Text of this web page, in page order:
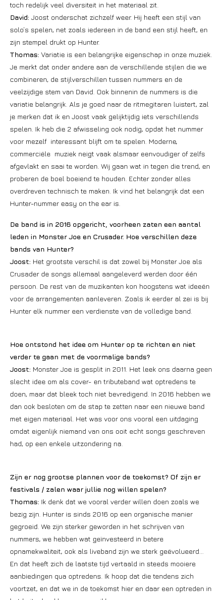
toch redelijk veel diversiteit in het materiaal zit.
David: Joost onderschat zichzelf weer. Hij heeft een stijl van
solo’s spelen, net zoals iedereen in de band een stijl heeft, en
zijn stempel drukt op Hunter.
Thomas: Variatie is een belangrijke eigenschap in onze muziek.
Je merkt dat onder andere aan de verschillende stijlen die we
combineren, de stijlverschillen tussen nummers en de
veelzijdige stem van David. Ook binnenin de nummers is die
variatie belangrijk. Als je goed naar de ritmegitaren luistert, zal
je merken dat ik en Joost vaak gelijktijdig iets verschillends
spelen. Ik heb die 2 afwisseling ook nodig, opdat het nummer
voor mezelf interessant blijft om te spelen. Moderne,
commerciële muziek neigt vaak alsmaar eenvoudiger of zelfs
afgevlakt en saai te worden. Wij gaan wat in tegen die trend, en
proberen de boel boeiend te houden. Echter zonder alles
overdreven technisch te maken. Ik vind het belangrijk dat een
Hunter-nummer easy on the ear is.
De band is in 2016 opgericht, voorheen zaten een aantal
leden in Monster Joe en Crusader. Hoe verschillen deze
bands van Hunter?
Joost: Het grootste verschil is dat zowel bij Monster Joe als
Crusader de songs allemaal aangeleverd werden door één
persoon. De rest van de muzikanten kon hoogstens wat ideeën
voor de arrangementen aanleveren. Zoals ik eerder al zei is bij
Hunter elk nummer een verdienste van de volledige band.
Hoe ontstond het idee om Hunter op te richten en niet
verder te gaan met de voormalige bands?
Joost: Monster Joe is gesplit in 2011. Het leek ons daarna geen
slecht idee om als cover- en tributeband wat optredens te
doen, maar dat bleek toch niet bevredigend. In 2016 hebben we
dan ook besloten om de stap te zetten naar een nieuwe band
met eigen materiaal. Het was voor ons vooral een uitdaging
omdat eigenlijk niemand van ons ooit echt songs geschreven
had, op een enkele uitzondering na.
Zijn er nog grootse plannen voor de toekomst? Of zijn er
festivals / zalen waar jullie nog willen spelen?
Thomas: Ik denk dat we vooral verder willen doen zoals we
bezig zijn. Hunter is sinds 2016 op een organische manier
gegroeid. We zijn sterker geworden in het schrijven van
nummers, we hebben wat geïnvesteerd in betere
opnamekwaliteit, ook als liveband zijn we sterk geëvolueerd…
En dat heeft zich de laatste tijd vertaald in steeds mooiere
aanbiedingen qua optredens. Ik hoop dat die tendens zich
voortzet, en dat we in de toekomst hier en daar een optreden in